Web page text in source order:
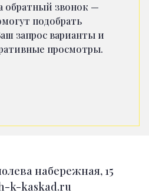
обратный звонок —
подобрать
запрос варианты и
просмотры.
набережная, 15
k-kaskad.ru